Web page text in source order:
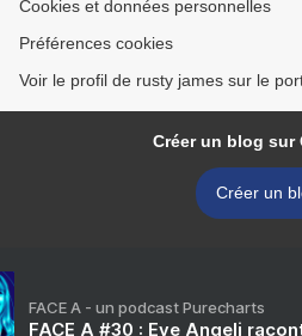
Cookies et données personnelles
Préférences cookies
Voir le profil de rusty james sur le
Créer un blog sur
Créer un
FACE A - un podcast Purecharts
FACE A #30 : Eve Angeli